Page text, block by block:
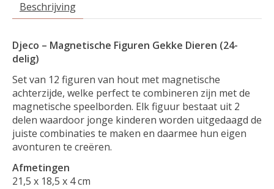
Beschrijving
Djeco – Magnetische Figuren Gekke Dieren (24-
delig)
Set van 12 figuren van hout met magnetische
achterzijde, welke perfect te combineren zijn met de
magnetische speelborden. Elk figuur bestaat uit 2
delen waardoor jonge kinderen worden uitgedaagd de
juiste combinaties te maken en daarmee hun eigen
avonturen te creëren.
Afmetingen
21,5 x 18,5 x 4 cm